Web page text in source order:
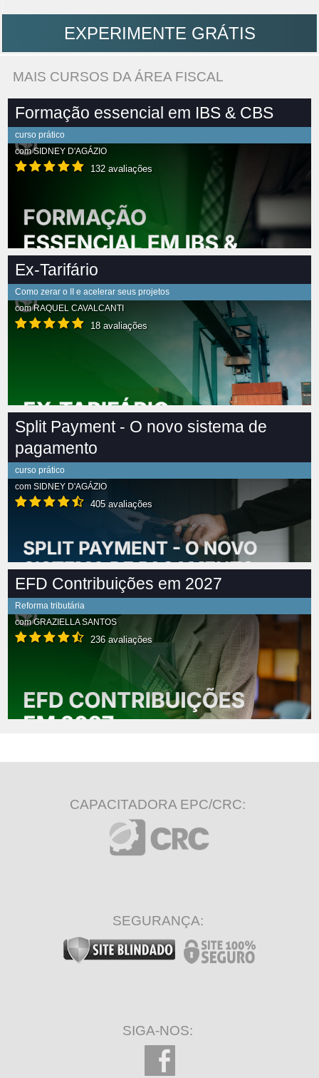
EXPERIMENTE GRÁTIS
MAIS CURSOS DA ÁREA FISCAL
Formação essencial em IBS & CBS
curso prático
comSIDNEY D'AGÁZIO
132 avaliações
Ex-Tarifário
Como zerar o II e acelerar seus projetos
comRAQUEL CAVALCANTI
18 avaliações
Split Payment - O novo sistema de
pagamento
curso prático
com SIDNEY D'AGÁZIO
405 avaliações
EFD Contribuições em 2027
Reforma tributária
comGRAZIELLA SANTOS
236 avaliações
CAPACITADORA EPC/CRC:
SEGURANÇA:
SIGA-NOS: